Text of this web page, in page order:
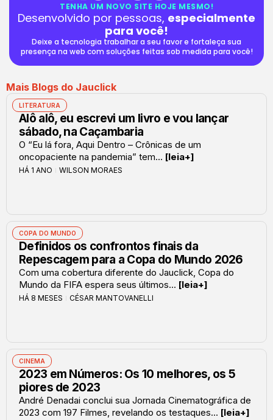
TENHA UM NOVO SITE HOJE MESMO!
Desenvolvido por pessoas, especialmente
para você!
Deixe a tecnologia trabalhar a seu favor e fortaleça sua
presença na web com soluções feitas sob medida para você!
Mais Blogs do Jauclick
LITERATURA
Alô alô, eu escrevi um livro e vou lançar
sábado, na Caçambaria
O “Eu lá fora, Aqui Dentro – Crônicas de um
oncopaciente na pandemia” tem... [leia+]
HÁ 1 ANO WILSON MORAES
COPA DO MUNDO
Definidos os confrontos finais da
Repescagem para a Copa do Mundo 2026
Com uma cobertura diferente do Jauclick, Copa do
Mundo da FIFA espera seus últimos... [leia+]
HÁ 8 MESES CÉSAR MANTOVANELLI
CINEMA
2023 em Números: Os 10 melhores, os 5
piores de 2023
André Denadai conclui sua Jornada Cinematográfica de
2023 com 197 Filmes, revelando os testaques... [leia+]